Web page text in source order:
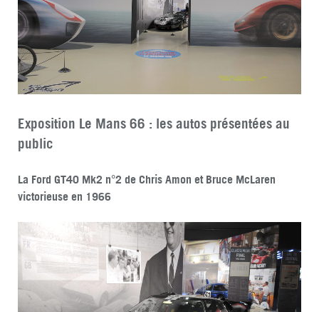
Exposition Le Mans 66 : les autos présentées au
public
La Ford GT40 Mk2 n°2 de Chris Amon et Bruce McLaren
victorieuse en 1966